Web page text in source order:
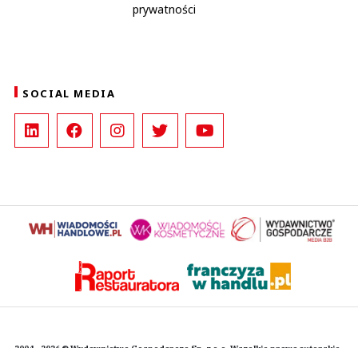
prywatności
SOCIAL MEDIA